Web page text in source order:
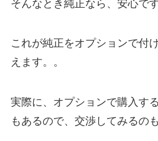
そんなとき純正なら、安心です
これが純正をオプションで付
えます。。
実際に、オプションで購入す
もあるので、交渉してみるの